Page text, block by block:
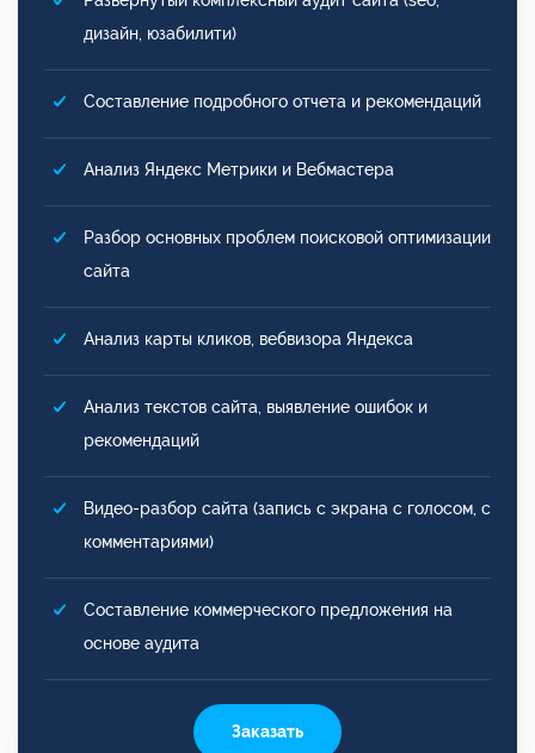
дизайн, юзабилити)
Составление подробного отчета и рекомендаций
Анализ Яндекс Метрики и Вебмастера
Разбор основных проблем поисковой оптимизации
сайта
Анализ карты кликов, вебвизора Яндекса
Анализ текстов сайта, выявление ошибок и
рекомендаций
Видео-разбор сайта (запись с экрана с голосом, с
комментариями)
Составление коммерческого предложения на
основе аудита
Заказать